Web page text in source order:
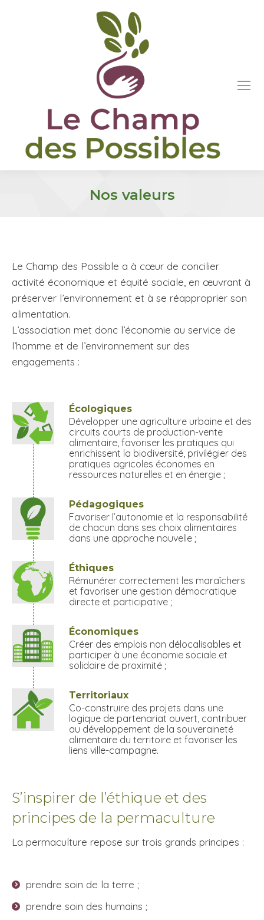
Nos valeurs
Le Champ des Possible a à cœur de concilier
activité économique et équité sociale, en œuvrant à
préserver l’environnement et à se réapproprier son
alimentation.
L’association met donc l’économie au service de
l’homme et de l’environnement sur des
engagements :
Écologiques
Développer une agriculture urbaine et des
circuits courts de production-vente
alimentaire, favoriser les pratiques qui
enrichissent la biodiversité, privilégier des
pratiques agricoles économes en
ressources naturelles et en énergie ;
Pédagogiques
Favoriser l’autonomie et la responsabilité
de chacun dans ses choix alimentaires
dans une approche nouvelle ;
Éthiques
Rémunérer correctement les maraîchers
et favoriser une gestion démocratique
directe et participative ;
Économiques
Créer des emplois non délocalisables et
participer à une économie sociale et
solidaire de proximité ;
Territoriaux
Co-construire des projets dans une
logique de partenariat ouvert, contribuer
au développement de la souveraineté
alimentaire du territoire et favoriser les
liens ville-campagne.
S’inspirer de l’éthique et des
principes de la permaculture
La permaculture repose sur trois grands principes :
prendre soin de la terre ;
prendre soin des humains ;